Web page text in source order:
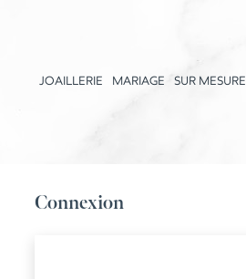
JOAILLERIE MARIAGE SUR MESURE
Connexion